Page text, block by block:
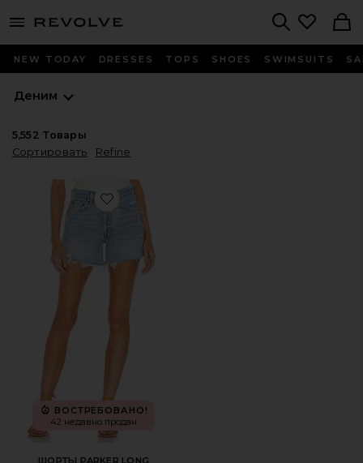
menu - shows more content
NEW TODAY DRESSES TOPS SHOES SWIMSUITS
Деним
5,552 Товары
Сортировать
Refine
Favorite ШОРТЫ PARKER LONG
ВОСТРЕБОВАНО!
42 недавно продан
ШОРТЫ PARKER LONG